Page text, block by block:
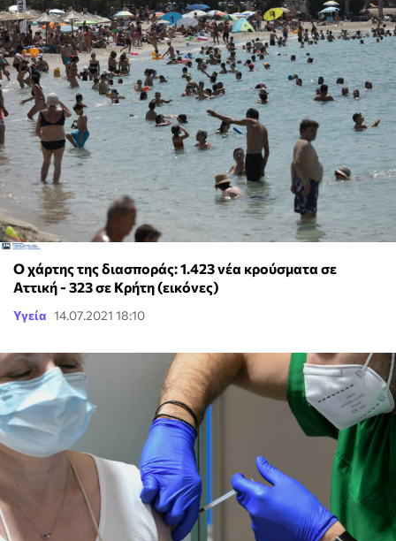
Ο χάρτης της διασποράς: 1.423 νέα κρούσματα σε
Αττική - 323 σε Κρήτη (εικόνες)
Υγεία 14.07.2021 18:10